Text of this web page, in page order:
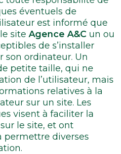
éventuels de
est informé que
site Agence A&C un ou
de s’installer
ordinateur. Un
petite taille, qui ne
de l’utilisateur, mais
relatives à la
sur un site. Les
visent à faciliter la
le site, et ont
permettre diverses